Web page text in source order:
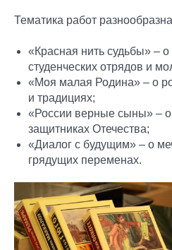
Тематика работ
«Красная нить судьбы» – о
студенческих отрядов и
«Моя малая Родина» – о
и традициях;
«России верные сыны» – о
защитниках Отечества;
«Диалог с будущим» – о
грядущих переменах.